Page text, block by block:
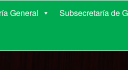
General Subsecretaría de